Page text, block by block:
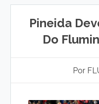
Pineida
Do
Por